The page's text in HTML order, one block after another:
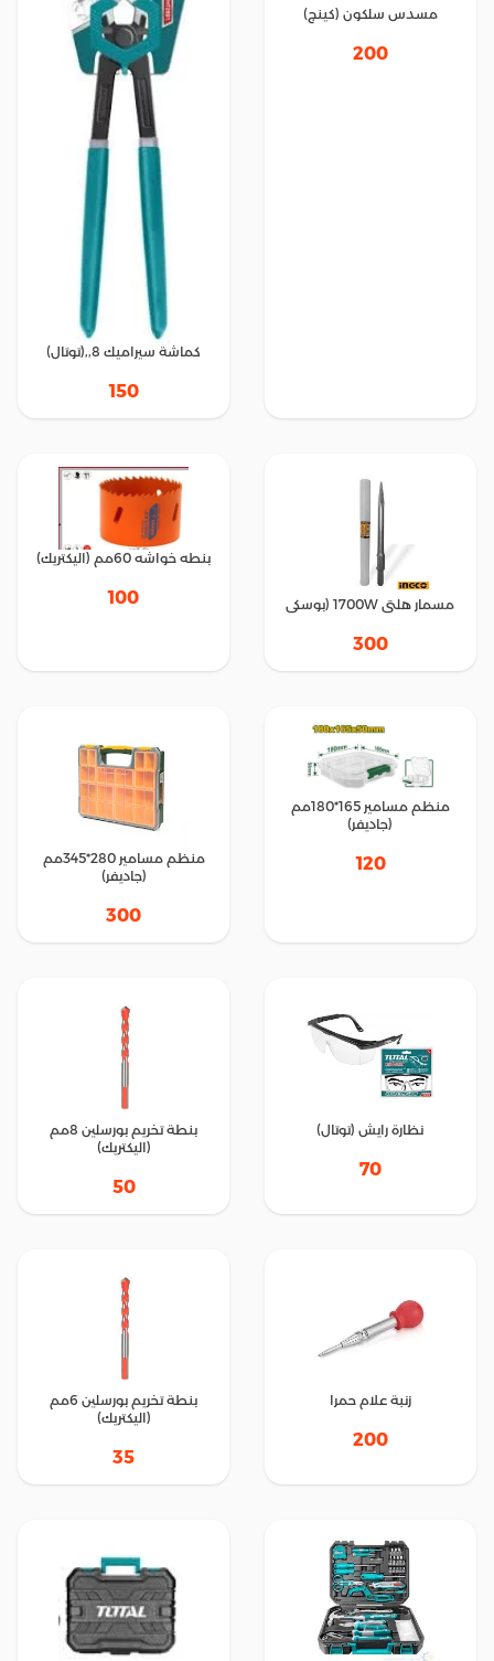
مسدس سلكون (كينج)
200
كماشة سيراميك 8,,(توتال)
150
مسمار هلتى 1700W (بوسكى
300
بنطه خواشه 60مم (اليكتريك)
100
منظم مسامير 165*180مم
(جاديفر)
120
منظم مسامير 280*345مم
(جاديفر)
300
نظارة رايش (توتال)
70
بنطة تخريم بورسلين 8مم
(اليكتريك)
50
زنبة علام حمرا
200
بنطة تخريم بورسلين 6مم
(اليكتريك)
35